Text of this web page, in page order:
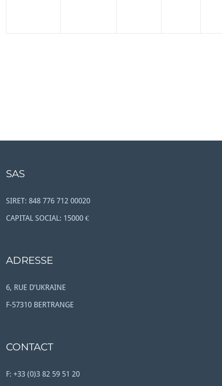
SAS
SIRET: 848 776 712 00020
CAPITAL SOCIAL: 15000 €
ADRESSE
6, RUE D’UKRAINE
F-57310 BERTRANGE
CONTACT
F: +33 (0)3 82 59 51 20